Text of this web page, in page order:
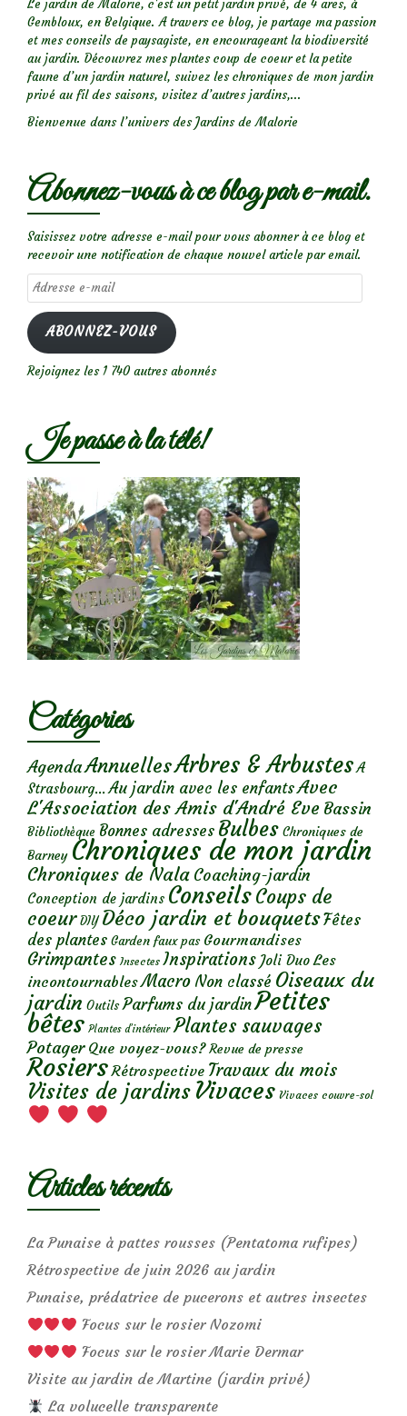
Le jardin de Malorie, c'est un petit jardin privé, de 4 ares, à
Gembloux, en Belgique. A travers ce blog, je partage ma passion
et mes conseils de paysagiste, en encourageant la biodiversité
au jardin. Découvrez mes plantes coup de coeur et la petite
faune d’un jardin naturel, suivez les chroniques de mon jardin
privé au fil des saisons, visitez d’autres jardins,...
Bienvenue dans l’univers des Jardins de Malorie
Abonnez-vous à ce blog par e-mail.
Saisissez votre adresse e-mail pour vous abonner à ce blog et
recevoir une notification de chaque nouvel article par email.
Adresse
e-
mail
ABONNEZ-VOUS
Rejoignez les 1 740 autres abonnés
Je passe à la télé!
Catégories
AgendaAnnuellesArbres & Arbustes A
Strasbourg... Au jardin avec les enfantsAvec
L'Association des Amis d'André Eve Bassin
Bibliothèque Bonnes adresses Bulbes Chroniques de
Barney Chroniques de mon jardin
Chroniques de Nala Coaching-jardin
Conception de jardins ConseilsCoups de
coeur DIY Déco jardin et bouquetsFêtes
des plantes Garden faux pas Gourmandises
Grimpantes Insectes Inspirations Joli Duo Les
incontournables Macro Non classé Oiseaux du
jardin Outils Parfums du jardinPetites
bêtes Plantes d’intérieur Plantes sauvages
Potager Que voyez-vous? Revue de presse
Rosiers Rétrospective Travaux du mois
Visites de jardins Vivaces Vivaces couvre-sol
Articles récents
La Punaise à pattes rousses (Pentatoma rufipes)
Rétrospective de juin 2026 au jardin
Punaise, prédatrice de pucerons et autres insectes
Focus sur le rosier Nozomi
Focus sur le rosier Marie Dermar
Visite au jardin de Martine (jardin privé)
La volucelle transparente